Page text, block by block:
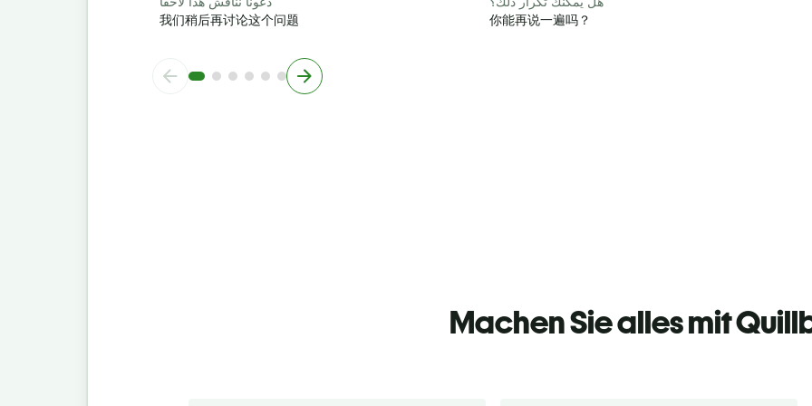
我们稍后再讨论这个问题
你能再说一遍吗？
Machen Sie alles mit